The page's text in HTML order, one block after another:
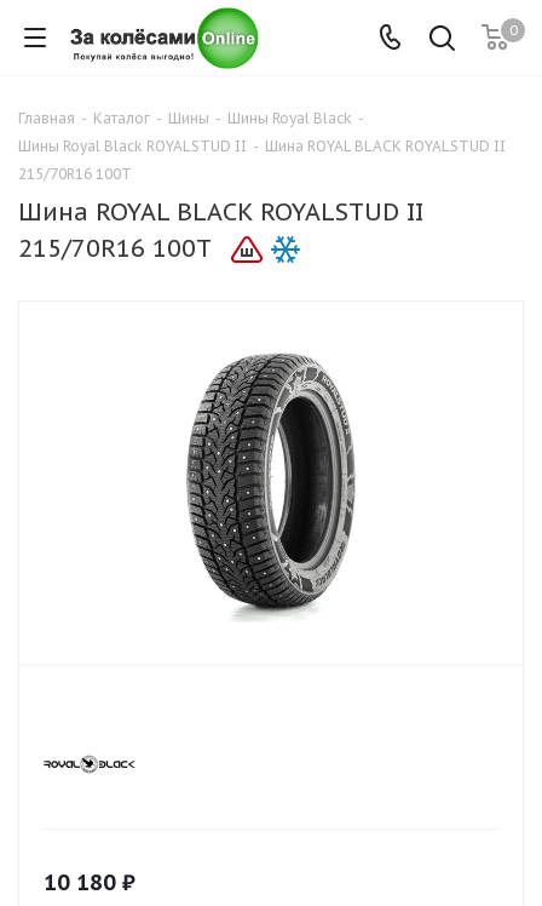
0
Главная - Каталог - Шины - Шины Royal Black -
Шины Royal Black ROYALSTUD II - Шина ROYAL BLACK ROYALSTUD II
215/70R16 100T
Шина ROYAL BLACK ROYALSTUD II
215/70R16 100T
10 180 ₽